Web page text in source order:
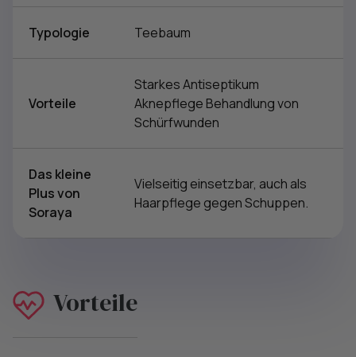
Typologie Teebaum
Vorteile
Starkes Antiseptikum
Aknepflege Behandlung von
Schürfwunden
Das kleine
Plus von
Soraya
Vielseitig einsetzbar, auch als
Haarpflege gegen Schuppen.
Vorteile